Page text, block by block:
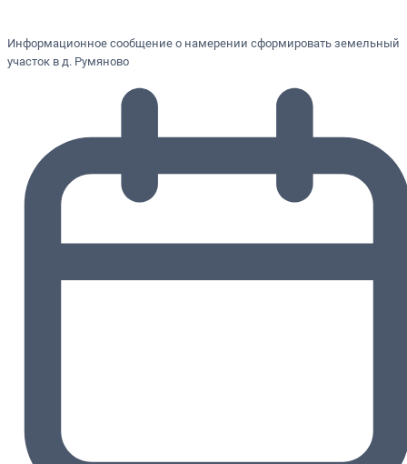
Информационное сообщение о намерении сформировать земельный
участок в д. Румяново